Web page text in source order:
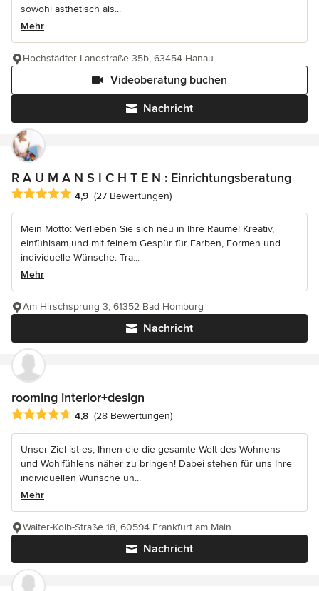
sowohl ästhetisch als...
Mehr
Nachricht
Videoberatung buchen
Hochstädter Landstraße 35b, 63454 Hanau
R A U M A N S I C H T E N : Einrichtungsberatung
Durchschnittliche Bewertung: 4.9 von 5 Sternen
4,9 (27 Bewertungen)
Mein Motto: Verlieben Sie sich neu in Ihre Räume! Kreativ,
einfühlsam und mit feinem Gespür für Farben, Formen und
individuelle Wünsche. Tra...
Mehr
Nachricht
Am Hirschsprung 3, 61352 Bad Homburg
rooming interior+design
Durchschnittliche Bewertung: 4.8 von 5 Sternen
4,8 (28 Bewertungen)
Unser Ziel ist es, Ihnen die die gesamte Welt des Wohnens
und Wohlfühlens näher zu bringen! Dabei stehen für uns Ihre
individuellen Wünsche un...
Mehr
Nachricht
Walter-Kolb-Straße 18, 60594 Frankfurt am Main